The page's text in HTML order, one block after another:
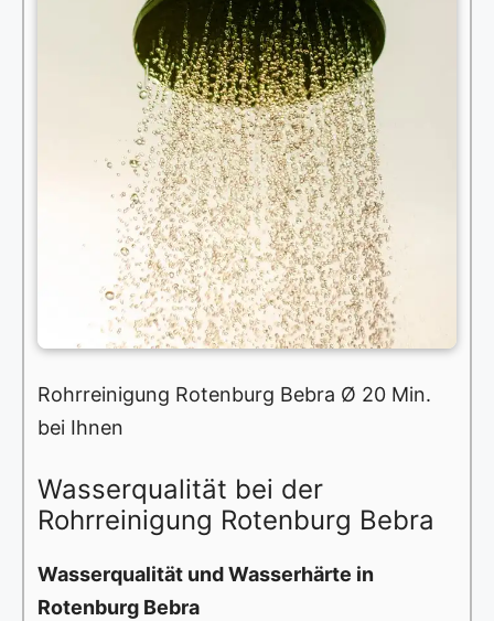
Rohrreinigung Rotenburg Bebra Ø 20 Min.
bei Ihnen
Wasserqualität bei der
Rohrreinigung Rotenburg Bebra
Wasserqualität und Wasserhärte in
Rotenburg Bebra